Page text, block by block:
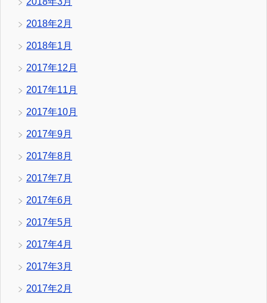
2018年2月
2018年1月
2017年12月
2017年11月
2017年10月
2017年9月
2017年8月
2017年7月
2017年6月
2017年5月
2017年4月
2017年3月
2017年2月